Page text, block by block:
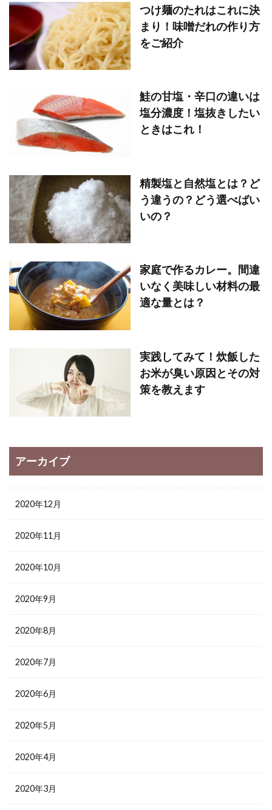
つけ麺のたれはこれに決
まり！味噌だれの作り方
をご紹介
鮭の甘塩・辛口の違いは
塩分濃度！塩抜きしたい
ときはこれ！
精製塩と自然塩とは？ど
う違うの？どう選べばい
いの？
家庭で作るカレー。間違
いなく美味しい材料の最
適な量とは？
実践してみて！炊飯した
お米が臭い原因とその対
策を教えます
アーカイブ
2020年12月
2020年11月
2020年10月
2020年9月
2020年8月
2020年7月
2020年6月
2020年5月
2020年4月
2020年3月